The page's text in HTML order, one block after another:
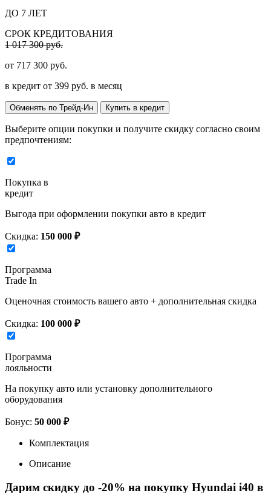
ДО 7 ЛЕТ
СРОК КРЕДИТОВАНИЯ
1 017 300 руб.
от 717 300 руб.
в кредит от 399 руб. в месяц
Обменять по Трейд-Ин Купить в кредит
Выберите опции покупки и получите скидку согласно своим
предпочтениям:
Покупка в
кредит
Выгода при оформлении покупки авто в кредит
Скидка: 150 000 ₽
Программа
Trade In
Оценочная стоимость вашего авто + дополнительная скидка
Скидка: 100 000 ₽
Программа
лояльности
На покупку авто или установку дополнительного
оборудования
Бонус: 50 000 ₽
Комплектация
Описание
Дарим скидку до -20% на покупку Hyundai i40 в